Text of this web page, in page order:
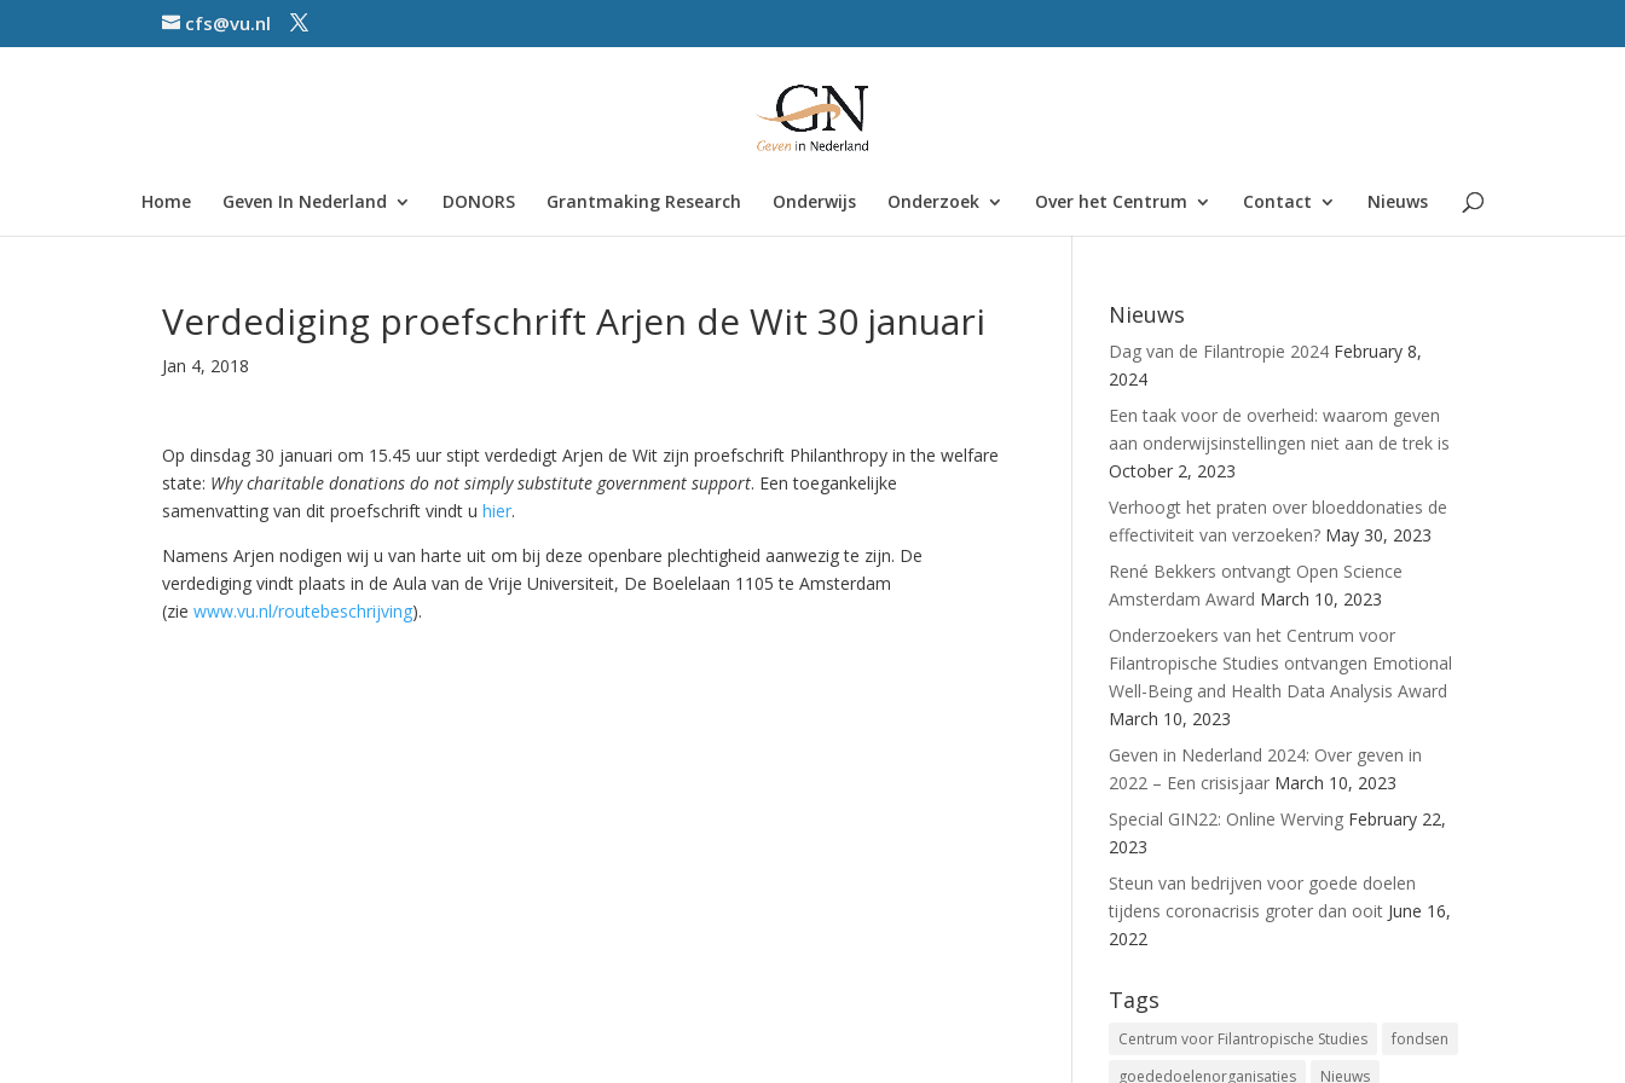
cfs@vu.nl
Home Geven In Nederland DONORS Grantmaking Research Onderwijs Onderzoek Over het Centrum Contact Nieuws
Verdediging proefschrift Arjen de Wit 30 januari
Jan 4, 2018
Op dinsdag 30 januari om 15.45 uur stipt verdedigt Arjen de Wit zijn proefschrift Philanthropy in the welfare
state: Why charitable donations do not simply substitute government support. Een toegankelijke
samenvatting van dit proefschrift vindt uhier.
Namens Arjen nodigen wij u van harte uit om bij deze openbare plechtigheid aanwezig te zijn. De
verdediging vindt plaats in de Aula van de Vrije Universiteit, De Boelelaan 1105 te Amsterdam
(ziewww.vu.nl/routebeschrijving).
Nieuws
Dag van de Filantropie 2024 February 8,
2024
Een taak voor de overheid: waarom geven
aan onderwijsinstellingen niet aan de trek is
October 2, 2023
Verhoogt het praten over bloeddonaties de
effectiviteit van verzoeken? May 30, 2023
René Bekkers ontvangt Open Science
Amsterdam Award March 10, 2023
Onderzoekers van het Centrum voor
Filantropische Studies ontvangen Emotional
Well-Being and Health Data Analysis Award
March 10, 2023
Geven in Nederland 2024: Over geven in
2022 – Een crisisjaar March 10, 2023
Special GIN22: Online Werving February 22,
2023
Steun van bedrijven voor goede doelen
tijdens coronacrisis groter dan ooit June 16,
2022
Tags
Centrum voor Filantropische Studies
fondsen
goededoelenorganisaties
Nieuws